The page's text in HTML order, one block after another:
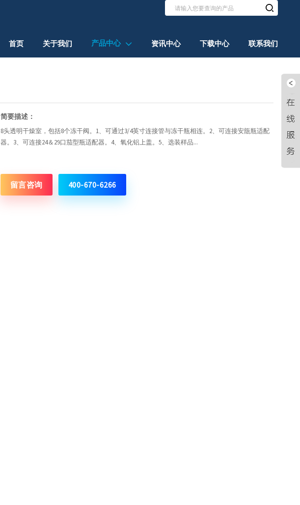
首页 关于我们 产品中心 资讯中心 下载中心 联系我们
简要描述：
8头透明干燥室，包括8个冻干阀。1、可通过3/4英寸连接管与冻干瓶相连。2、可连接安瓿瓶适配
器。3、可连接24＆29口茄型瓶适配器。4、氧化铝上盖。5、选装样品...
留言咨询 400-670-6266